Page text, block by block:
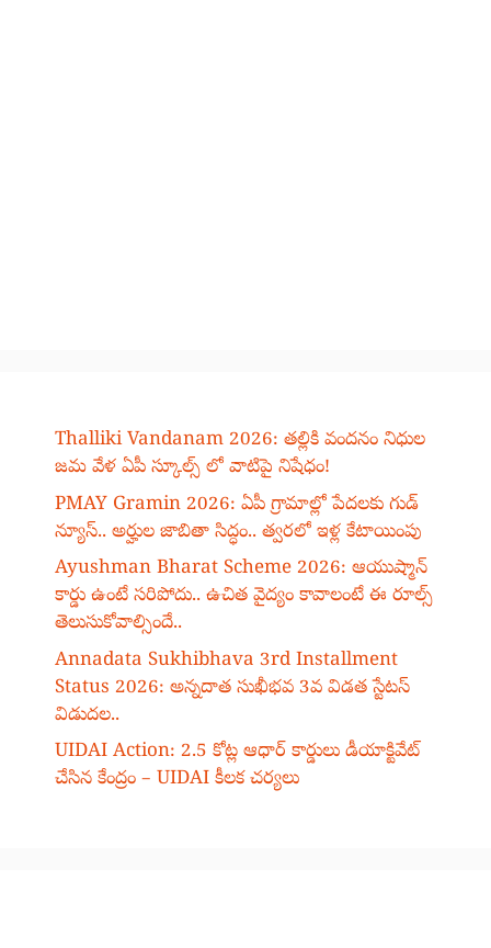
Thalliki Vandanam 2026: తల్లికి వందనం నిధుల
జమ వేళ ఏపీ స్కూల్స్ లో వాటిపై నిషేధం!
PMAY Gramin 2026: ఏపీ గ్రామాల్లో పేదలకు గుడ్
న్యూస్.. అర్హుల జాబితా సిద్ధం.. త్వరలో ఇళ్ల కేటాయింపు
Ayushman Bharat Scheme 2026: ఆయుష్మాన్
కార్డు ఉంటే సరిపోదు.. ఉచిత వైద్యం కావాలంటే ఈ రూల్స్
తెలుసుకోవాల్సిందే..
Annadata Sukhibhava 3rd Installment
Status 2026: అన్నదాత సుఖీభవ 3వ విడత స్టేటస్
విడుదల..
UIDAI Action: 2.5 కోట్ల ఆధార్ కార్డులు డీయాక్టివేట్
చేసిన కేంద్రం – UIDAI కీలక చర్యలు